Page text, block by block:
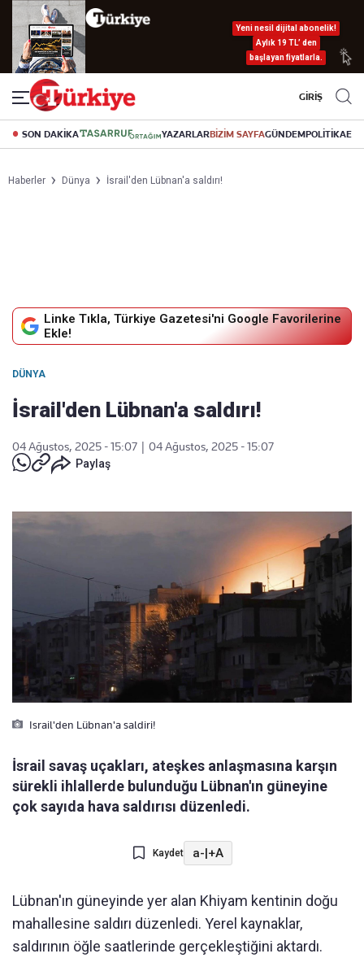
Yeni nesil dijital abonelik!
Aylık 19 TL’ den
başlayan fiyatlarla.
GİRİŞ
SON DAKİKA YAZARLARBİZİM SAYFAGÜNDEMPOLİTİKA
Haberler Dünya İsrail'den Lübnan'a saldırı!
Linke Tıkla, Türkiye Gazetesi'ni Google Favorilerine
Ekle!
DÜNYA
İsrail'den Lübnan'a saldırı!
04 Ağustos, 2025 - 15:07
04 Ağustos, 2025 - 15:07
Paylaş
Israil'den Lübnan'a saldiri!
İsrail savaş uçakları, ateşkes anlaşmasına karşın
sürekli ihlallerde bulunduğu Lübnan'ın güneyine
çok sayıda hava saldırısı düzenledi.
Kaydet a-|+A
Lübnan'ın güneyinde yer alan Khiyam kentinin doğu
mahallesine saldırı düzenledi. Yerel kaynaklar,
saldırının öğle saatlerinde gerçekleştiğini aktardı.